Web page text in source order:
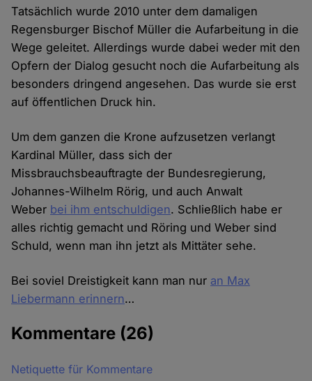
Tatsächlich wurde 2010 unter dem damaligen
Regensburger Bischof Müller die Aufarbeitung in die
Wege geleitet. Allerdings wurde dabei weder mit den
Opfern der Dialog gesucht noch die Aufarbeitung als
besonders dringend angesehen. Das wurde sie erst
auf öffentlichen Druck hin.
Um dem ganzen die Krone aufzusetzen verlangt
Kardinal Müller, dass sich der
Missbrauchsbeauftragte der Bundesregierung,
Johannes-Wilhelm Rörig, und auch Anwalt
Weber bei ihm entschuldigen. Schließlich habe er
alles richtig gemacht und Röring und Weber sind
Schuld, wenn man ihn jetzt als Mittäter sehe.
Bei soviel Dreistigkeit kann man nur an Max
Liebermann erinnern…
Kommentare (26)
Netiquette für Kommentare